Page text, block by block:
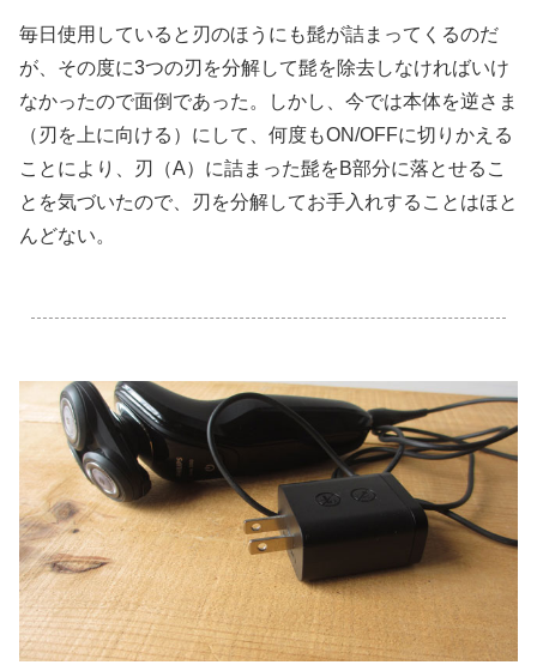
毎日使用していると刃のほうにも髭が詰まってくるのだ
が、その度に3つの刃を分解して髭を除去しなければいけ
なかったので面倒であった。しかし、今では本体を逆さま
（刃を上に向ける）にして、何度もON/OFFに切りかえる
ことにより、刃（A）に詰まった髭をB部分に落とせるこ
とを気づいたので、刃を分解してお手入れすることはほと
んどない。